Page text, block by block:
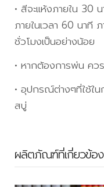
• สีจะแห้งภายใน 30
ภายในเวลา 60 นาที
ชั่วโมงเป็นอย่างน้อย
• หากต้องการพ่น คว
• อุปกรณ์ต่างๆที่ใช้ใ
สบู่
ผลิตภัณฑ์ที่เกี่ยวข้อง